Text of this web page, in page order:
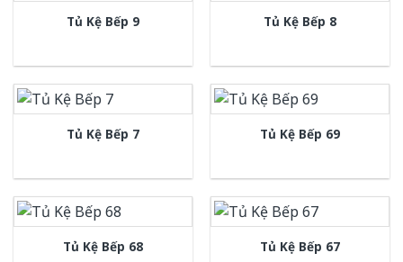
Tủ Kệ Bếp 9 Tủ Kệ Bếp 8
Tủ Kệ Bếp 7 Tủ Kệ Bếp 69
Tủ Kệ Bếp 68 Tủ Kệ Bếp 67